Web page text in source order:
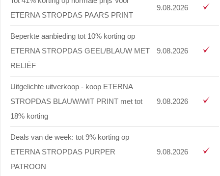
ETERNA STROPDAS PAARS PRINT
9.08.2026
Beperkte aanbieding tot 10% korting op
ETERNA STROPDAS GEEL/BLAUW MET
RELIËF
9.08.2026
Uitgelichte uitverkoop - koop ETERNA
STROPDAS BLAUW/WIT PRINT met tot
18% korting
9.08.2026
Deals van de week: tot 9% korting op
ETERNA STROPDAS PURPER
PATROON
9.08.2026